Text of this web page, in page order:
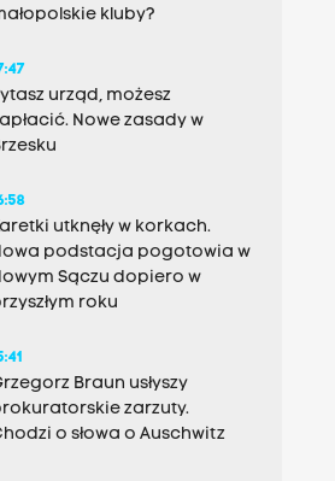
kluby?
urząd, możesz
Nowe zasady w
utknęły w korkach.
podstacja pogotowia w
Sączu dopiero w
roku
Braun usłyszy
zarzuty.
o słowa o Auschwitz